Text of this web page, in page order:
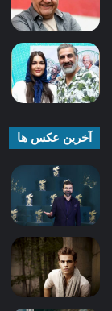
آخرین عکس ها